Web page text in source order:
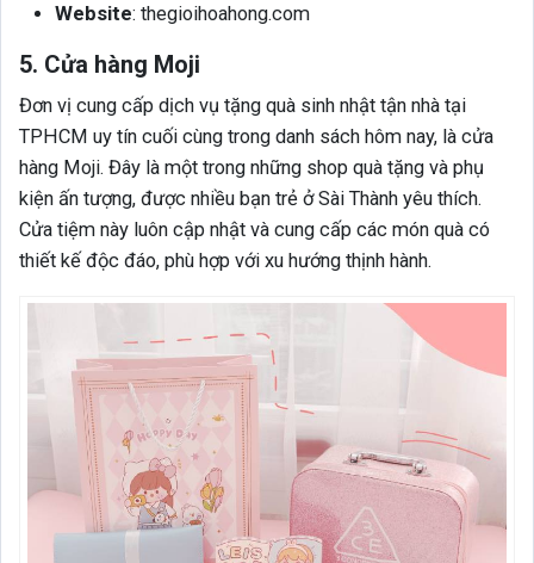
Website: thegioihoahong.com
5. Cửa hàng Moji
Đơn vị cung cấp dịch vụ tặng quà sinh nhật tận nhà tại
TPHCM uy tín cuối cùng trong danh sách hôm nay, là cửa
hàng Moji. Đây là một trong những shop quà tặng và phụ
kiện ấn tượng, được nhiều bạn trẻ ở Sài Thành yêu thích.
Cửa tiệm này luôn cập nhật và cung cấp các món quà có
thiết kế độc đáo, phù hợp với xu hướng thịnh hành.